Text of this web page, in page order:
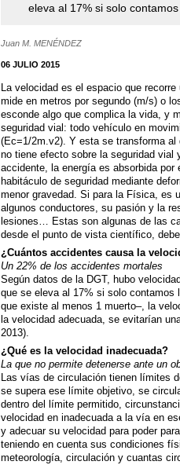
eleva al 17% si solo
Juan M. MENÉNDEZ
06 JULIO 2015
La velocidad es el espacio que
mide en metros por segundo (m/s) o
esconde algo que complica la vida, y
seguridad vial: todo vehículo en
(Ec=1/2m.v2). Y esta se transforma al
no tiene efecto sobre la seguridad
accidente, la energía es absorbida
habitáculo de seguridad mediante
menor gravedad. Si para la Física, es
algunos conductores, su pasión y la
lesiones… Estas son algunas de las
desde el punto de vista científico,
¿Cuántos accidentes causa la
Un 22% de los accidentes mortales
Según datos de la DGT, hubo
que se eleva al 17% si solo
que existe al menos 1 muerto–, la
la velocidad adecuada, se evitarían
2013).
¿Qué es la velocidad inadecuada?
La que no permite detenerse ante un
Las vías de circulación tienen límites
se supera ese límite objetivo, se
dentro del límite permitido,
velocidad en inadecuada a la vía en
y adecuar su velocidad para poder
teniendo en cuenta sus condiciones
meteorología, circulación y cuantas